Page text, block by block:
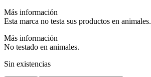
Más información
Esta marca no testa sus productos en animales.
Más información
No testado en animales.
Sin existencias